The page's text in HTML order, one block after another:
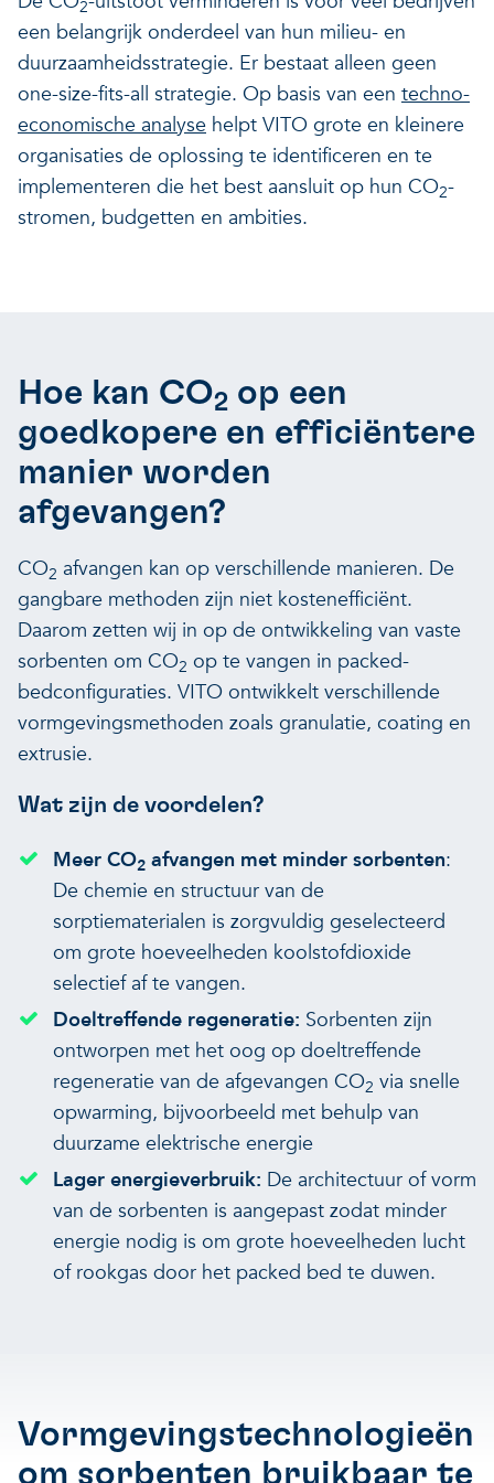
Veerkrachtige ecosystemen
Een gezonde leefomgeving
2
een belangrijk onderdeel van hun milieu- en
duurzaamheidsstrategie. Er bestaat alleen geen
one-size-fits-all strategie. Op basis van een techno-
economische analyse helpt VITO grote en kleinere
organisaties de oplossing te identificeren en te
implementeren die het best aansluit op hun CO2-
stromen, budgetten en ambities.
Hoe kan CO2 op een
goedkopere en efficiëntere
manier worden
afgevangen?
CO2 afvangen kan op verschillende manieren. De
gangbare methoden zijn niet kostenefficiënt.
Daarom zetten wij in op de ontwikkeling van vaste
sorbenten om CO2 op te vangen in packed-
bedconfiguraties. VITO ontwikkelt verschillende
vormgevingsmethoden zoals granulatie, coating en
extrusie.
Wat zijn de voordelen?
Meer CO2 afvangen met minder sorbenten:
De chemie en structuur van de
sorptiematerialen is zorgvuldig geselecteerd
om grote hoeveelheden koolstofdioxide
selectief af te vangen.
Doeltreffende regeneratie: Sorbenten zijn
ontworpen met het oog op doeltreffende
regeneratie van de afgevangen CO2 via snelle
opwarming, bijvoorbeeld met behulp van
duurzame elektrische energie
Lager energieverbruik: De architectuur of vorm
van de sorbenten is aangepast zodat minder
energie nodig is om grote hoeveelheden lucht
of rookgas door het packed bed te duwen.
Vormgevingstechnologieën
om sorbenten bruikbaar te